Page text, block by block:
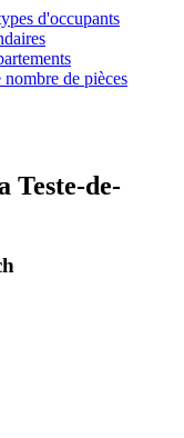
d'occupants
de pièces
Teste-de-